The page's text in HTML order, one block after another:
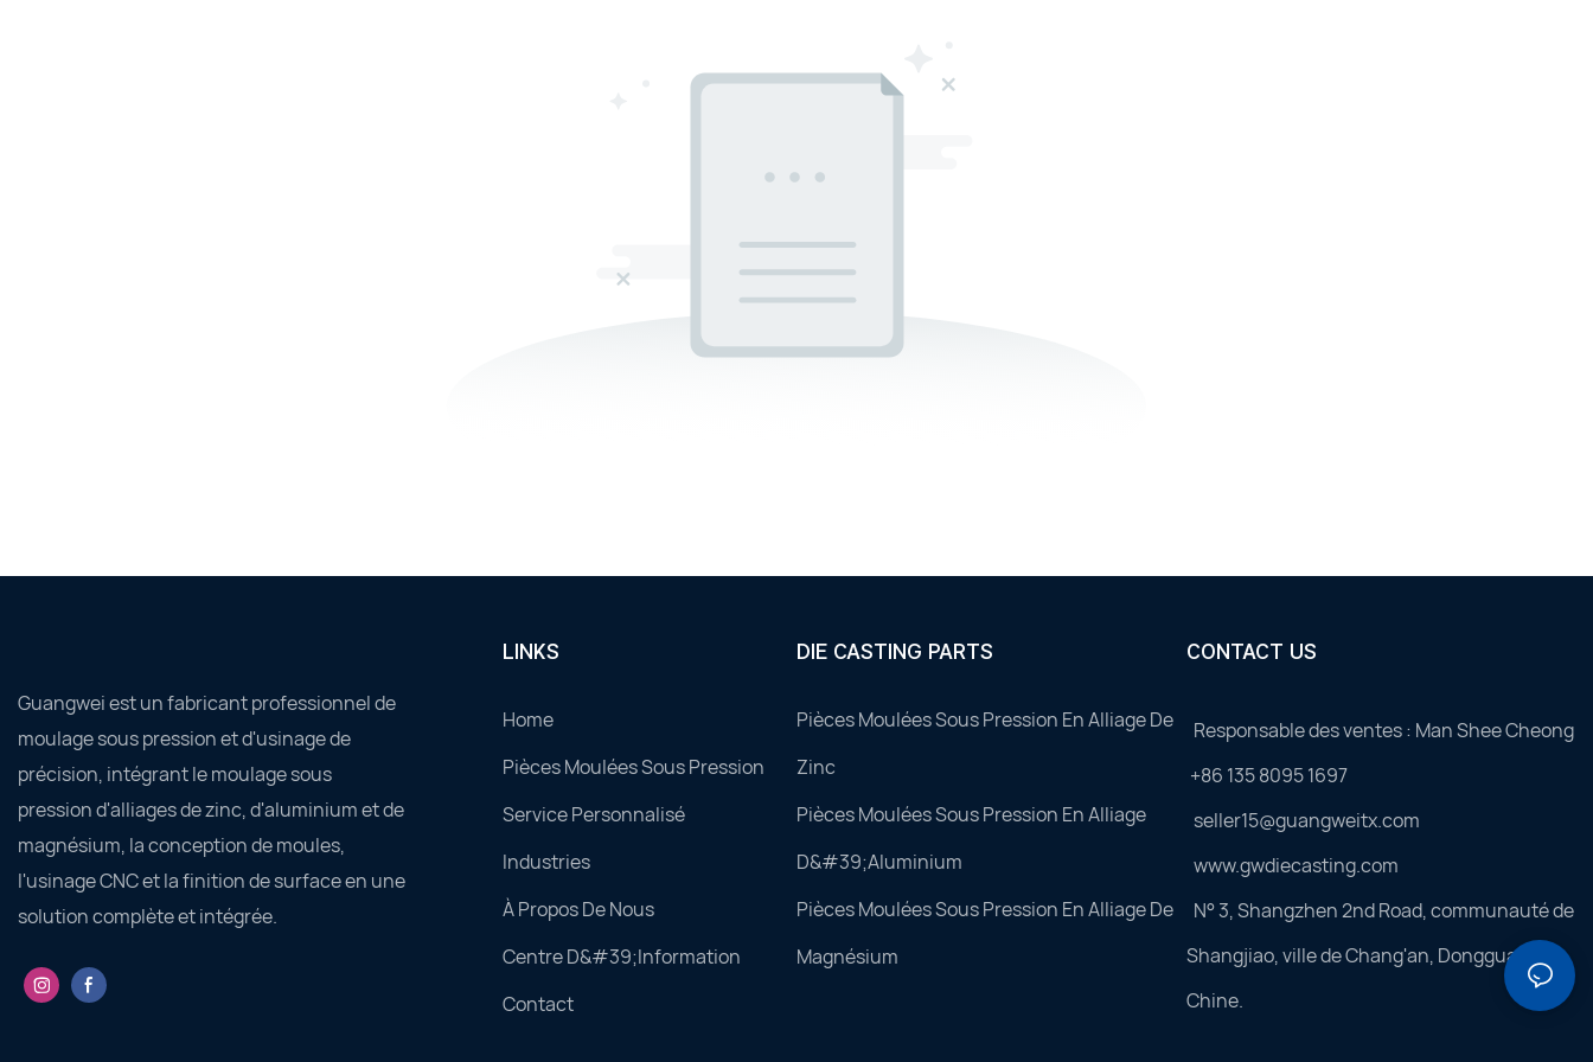
Guangwei est un fabricant professionnel de
moulage sous pression et d'usinage de
précision, intégrant le moulage sous
pression d'alliages de zinc, d'aluminium et de
magnésium, la conception de moules,
l'usinage CNC et la finition de surface en une
solution complète et intégrée.
LINKS
Home
Pièces Moulées Sous Pression
Service Personnalisé
Industries
À Propos De Nous
Centre D&#39;information
Contact
DIE CASTING PARTS
Pièces Moulées Sous Pression En Alliage De
Zinc
Pièces Moulées Sous Pression En Alliage
D&#39;aluminium
Pièces Moulées Sous Pression En Alliage De
Magnésium
CONTACT US
Responsable des ventes : Man Shee Cheong
+86 135 8095 1697
seller15@guangweitx.com
www.gwdiecasting.com
N° 3, Shangzhen 2nd Road, communauté de
Shangjiao, ville de Chang'an, Dongguan,
Chine.